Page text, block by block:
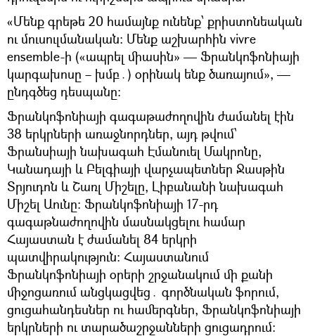
«Մենք գրեթե 20 համայնք ունենք՝ քրիստոնեական
ու մուսուլմանական։ Մենք աշխարհին vivre
ensemble-ի («ապրել միասին» — Ֆրանկոֆոնիայի
կարգախոսը – խմբ․) օրինակ ենք ծառայում», —
ընդգծեց դեսպանը։
Ֆրանկոֆոնիայի գագաթաժողովին ժամանել էին
38 երկրների առաջնորդներ, այդ թվում՝
Ֆրանսիայի նախագահ Էմանուել Մակրոնը,
Կանադայի և Բելգիայի վարչապետներ Ջասթին
Տրյուդոն և Շառլ Միշելը, Լիբանանի նախագահ
Միշել Աունը: Ֆրանկոֆոնիայի 17-րդ
գագաթնաժողովին մասնակցելու համար
Հայաստան է ժամանել 84 երկրի
պատվիրակություն: Հայաստանում
Ֆրանկոֆոնիայի օրերի շրջանակում մի քանի
միջոցառում անցկացվեց․ գործնական ֆորում,
ցուցահանդեսներ ու համերգներ, Ֆրանկոֆոնիայի
երկրների ու տարածաշրջանների ցուցադրում։